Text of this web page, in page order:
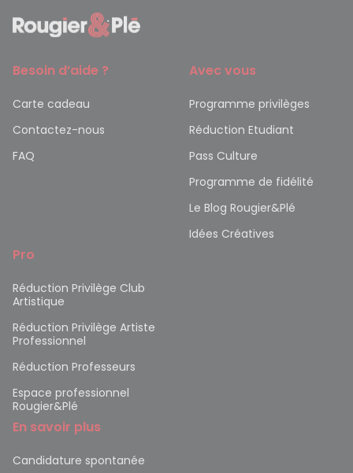
Besoin d’aide ?
Carte cadeau
Contactez-nous
FAQ
Avec vous
Programme privilèges
Réduction Etudiant
Pass Culture
Programme de fidélité
Le Blog Rougier&Plé
Idées Créatives
Pro
Réduction Privilège Club
Artistique
Réduction Privilège Artiste
Professionnel
Réduction Professeurs
Espace professionnel
Rougier&Plé
En savoir plus
Candidature spontanée